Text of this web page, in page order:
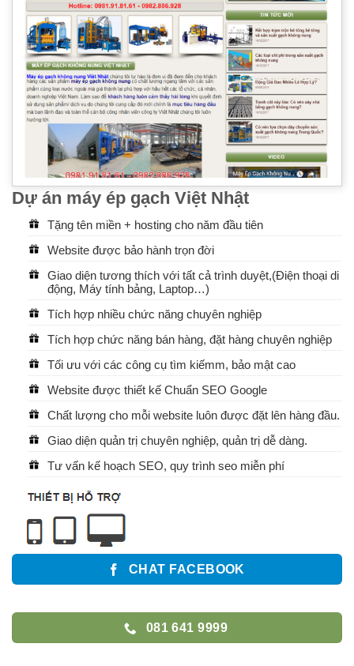
Dự án máy ép gạch Việt Nhật
Tặng tên miền + hosting cho năm đầu tiên
Website được bảo hành trọn đời
Giao diện tương thích với tất cả trình duyệt,(Điện thoại di
động, Máy tính bảng, Laptop…)
Tích hợp nhiều chức năng chuyên nghiệp
Tích hợp chức năng bán hàng, đặt hàng chuyên nghiệp
Tối ưu với các công cụ tìm kiếmm, bảo mật cao
Website được thiết kế Chuẩn SEO Google
Chất lượng cho mỗi website luôn được đặt lên hàng đầu.
Giao diện quản trị chuyên nghiệp, quản trị dễ dàng.
Tư vấn kế hoạch SEO, quy trình seo miễn phí
CHAT FACEBOOK
081 641 9999